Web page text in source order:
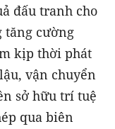
đấu tranh cho
tăng cường
kịp thời phát
vận chuyển
sở hữu trí tuệ
qua biên